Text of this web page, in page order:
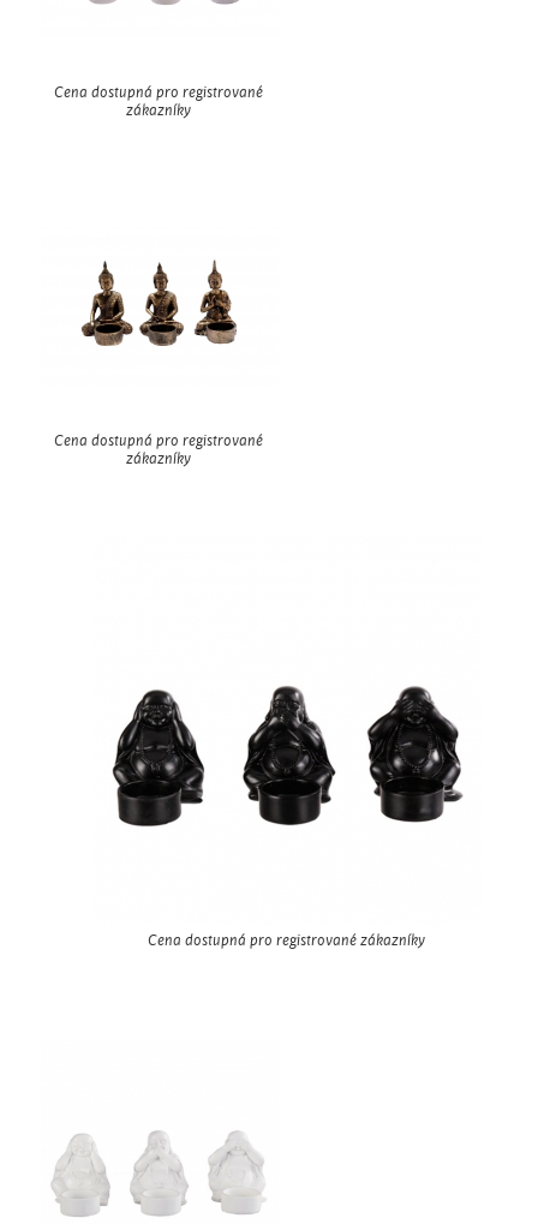
Cena dostupná pro registrované
zákazníky
Cena dostupná pro registrované
zákazníky
Cena dostupná pro registrované zákazníky